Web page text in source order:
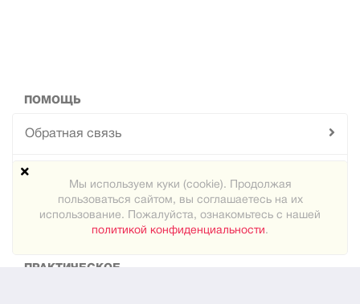
ПОМОЩЬ
Обратная связь
Техподдержка
Карта сайта
ПРАКТИЧЕСКОЕ
Мы используем куки (cookie). Продолжая
пользоваться сайтом, вы соглашаетесь на их
использование. Пожалуйста, ознакомьтесь с нашей
политикой конфиденциальности.